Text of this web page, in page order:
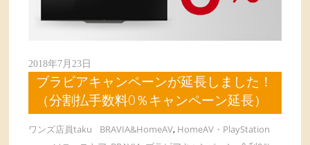
2018年7月23日
ブラビアキャンペーンが延長しました！
（分割払手数料0％キャンペーン延長）
ワンズ店員taku BRAVIA&HomeAV, HomeAV・PlayStation